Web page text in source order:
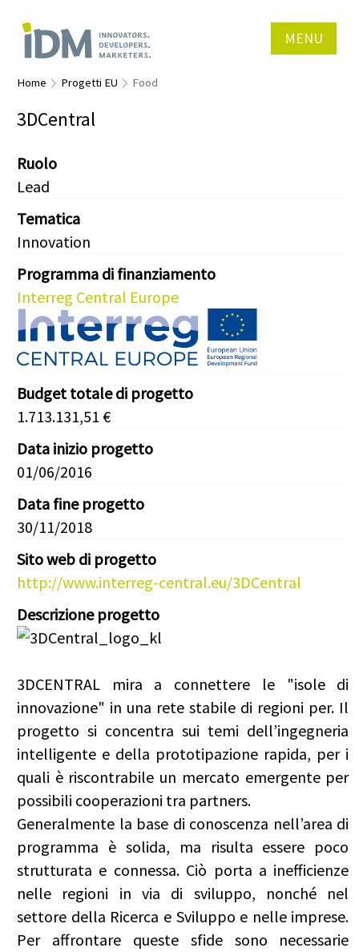
MENU
Home Progetti EU Food
3DCentral
Ruolo
Lead
Tematica
Innovation
Programma di finanziamento
Interreg Central Europe
Budget totale di progetto
1.713.131,51 €
Data inizio progetto
01/06/2016
Data fine progetto
30/11/2018
Sito web di progetto
http://www.interreg-central.eu/3DCentral
Descrizione progetto
3DCENTRAL mira a connettere le "isole di
innovazione" in una rete stabile di regioni per. Il
progetto si concentra sui temi dell’ingegneria
intelligente e della prototipazione rapida, per i
quali è riscontrabile un mercato emergente per
possibili cooperazioni tra partners.
Generalmente la base di conoscenza nell’area di
programma è solida, ma risulta essere poco
strutturata e connessa. Ciò porta a inefficienze
nelle regioni in via di sviluppo, nonché nel
settore della Ricerca e Sviluppo e nelle imprese.
Per affrontare queste sfide sono necessarie